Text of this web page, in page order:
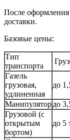
После оформления
доставки.
Базовые цены:
Тип
транспорта
Газель
грузовая,
удлиненная
до
Манипулятордо
Грузовой (с
открытым
бортом)
до 5